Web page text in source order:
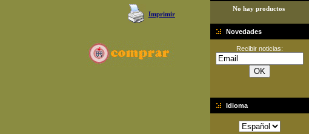
Imprimir
No hay productos
Novedades
Recibir noticias:
Idioma